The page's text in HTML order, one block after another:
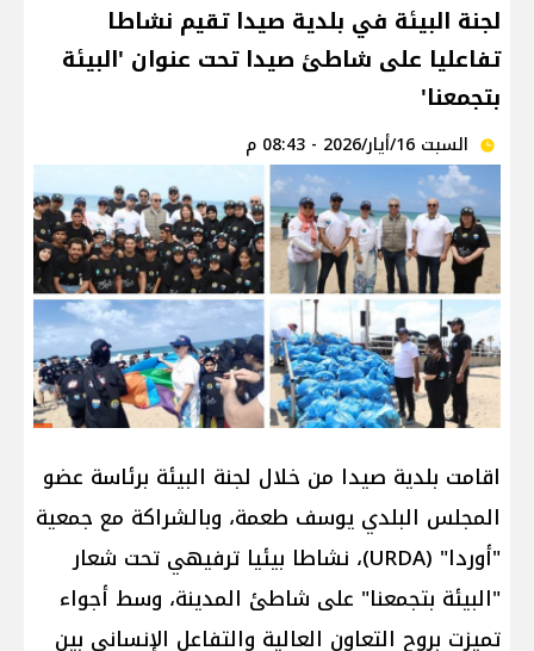
لجنة البيئة في بلدية صيدا تقيم نشاطا
تفاعليا على شاطئ صيدا تحت عنوان 'البيئة
بتجمعنا'
السبت 16/أيار/2026 - 08:43 م
ا​قامت بلدية صيدا من خلال لجنة البيئة برئاسة عضو
المجلس البلدي يوسف طعمة، وبالشراكة مع جمعية
"أوردا" (URDA)، نشاطا بيئيا ترفيهي تحت شعار
"البيئة بتجمعنا" على شاطئ المدينة، وسط أجواء
تميزت بروح التعاون العالية والتفاعل الإنساني بين